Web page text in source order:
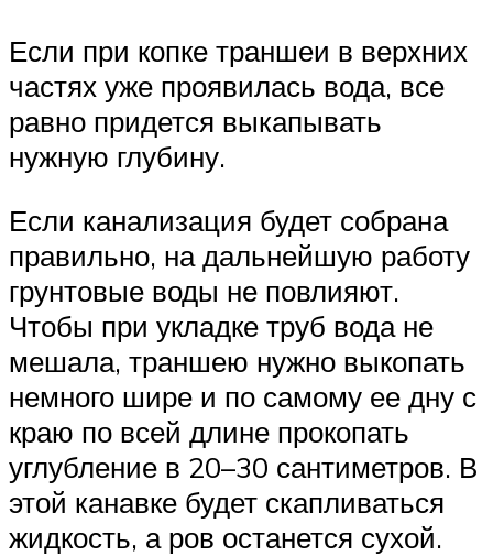
Если при копке траншеи в верхних
частях уже проявилась вода, все
равно придется выкапывать
нужную глубину.
Если канализация будет собрана
правильно, на дальнейшую работу
грунтовые воды не повлияют.
Чтобы при укладке труб вода не
мешала, траншею нужно выкопать
немного шире и по самому ее дну с
краю по всей длине прокопать
углубление в 20–30 сантиметров. В
этой канавке будет скапливаться
жидкость, а ров останется сухой.